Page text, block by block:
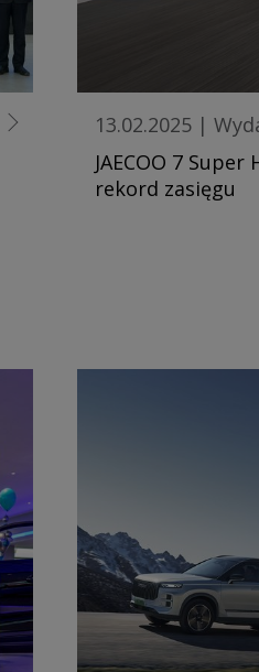
13.02.2025 |
JAECOO 7
rekord zasięgu